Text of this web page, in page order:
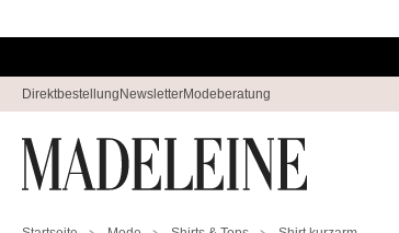
Direktbestellung NewsletterModeberatung